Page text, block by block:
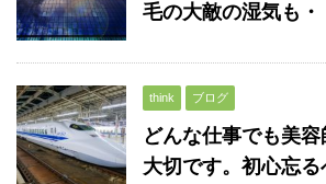
毛の大敵の湿気も・
think ブログ
どんな仕事でも美
大切です。初心忘る